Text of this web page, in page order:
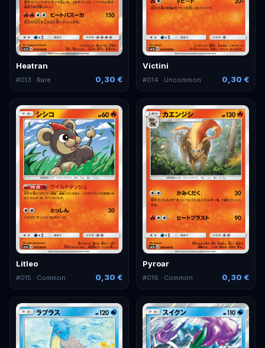
Heatran
#013 · Rare 0,30 €
Victini
#014 · Uncommon 0,30 €
Litleo
#015 · Common 0,30 €
Pyroar
#016 · Common 0,30 €